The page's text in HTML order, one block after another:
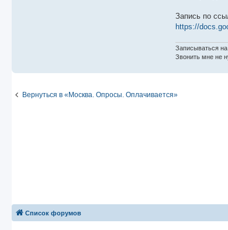
Запись по
https://
Записываться
Звонить мне не
Вернуться в «Москва. Опросы. Оплачивается»
Список форумов